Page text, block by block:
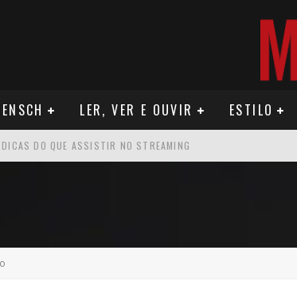
LER, VER E OUVIR ESTILO
RUA, VICE-PRESIDENTE DA GM NA AMÉRICA DO SUL E SEU
APÓS REPOSICIONAMENTO DA MARCA, CAMILA DIAS RELANÇA